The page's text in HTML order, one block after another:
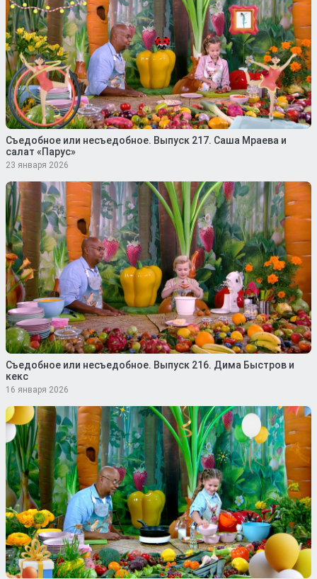
Съедобное или несъедобное. Выпуск 217. Саша Мраева и
салат «Парус»
23 января 2026
Съедобное или несъедобное. Выпуск 216. Дима Быстров и
кекс
16 января 2026